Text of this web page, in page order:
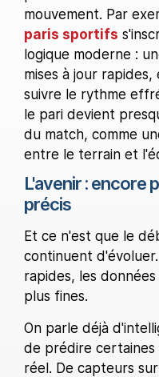
mouvement. Par
paris sportifs
logique moderne :
mises à jour
suivre le rythme
le pari devient
du match, comme
entre le terrain et
L'avenir : encore
précis
Et ce n'est que le
continuent
rapides, les
plus fines.
On parle déjà
de prédire certaines
réel. De capteurs